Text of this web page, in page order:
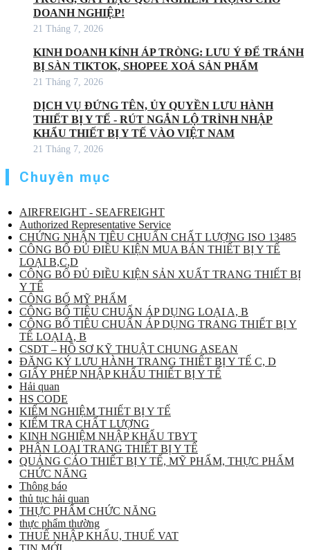
DOANH NGHIỆP!
21 Tháng 7, 2026
KINH DOANH KÍNH ÁP TRÒNG: LƯU Ý ĐỂ TRÁNH
BỊ SÀN TIKTOK, SHOPEE XOÁ SẢN PHẨM
21 Tháng 7, 2026
DỊCH VỤ ĐỨNG TÊN, ỦY QUYỀN LƯU HÀNH
THIẾT BỊ Y TẾ - RÚT NGẮN LỘ TRÌNH NHẬP
KHẨU THIẾT BỊ Y TẾ VÀO VIỆT NAM
21 Tháng 7, 2026
Chuyên mục
AIRFREIGHT - SEAFREIGHT
Authorized Representative Service
CHỨNG NHẬN TIÊU CHUẨN CHẤT LƯỢNG ISO 13485
CÔNG BỐ ĐỦ ĐIỀU KIỆN MUA BÁN THIẾT BỊ Y TẾ
LOẠI B,C,D
CÔNG BỐ ĐỦ ĐIỀU KIỆN SẢN XUẤT TRANG THIẾT BỊ
Y TẾ
CÔNG BỐ MỸ PHẨM
CÔNG BỐ TIÊU CHUẨN ÁP DỤNG LOẠI A, B
CÔNG BỐ TIÊU CHUẨN ÁP DỤNG TRANG THIẾT BỊ Y
TẾ LOẠI A, B
CSDT – HỒ SƠ KỸ THUẬT CHUNG ASEAN
ĐĂNG KÝ LƯU HÀNH TRANG THIẾT BỊ Y TẾ C, D
GIẤY PHÉP NHẬP KHẨU THIẾT BỊ Y TẾ
Hải quan
HS CODE
KIỂM NGHIỆM THIẾT BỊ Y TẾ
KIỂM TRA CHẤT LƯỢNG
KINH NGHIỆM NHẬP KHẨU TBYT
PHÂN LOẠI TRANG THIẾT BỊ Y TẾ
QUẢNG CÁO THIẾT BỊ Y TẾ, MỸ PHẨM, THỰC PHẨM
CHỨC NĂNG
Thông báo
thủ tục hải quan
THỰC PHẨM CHỨC NĂNG
thực phẩm thường
THUẾ NHẬP KHẨU, THUẾ VAT